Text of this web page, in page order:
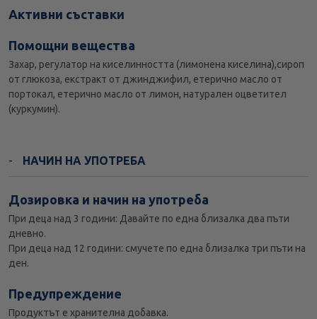
Активни съставки
Помощни вещества
Захар, регулатор на киселинността (лимонена киселина),сироп
от глюкоза, екстракт от джинджифил, етерично масло от
портокал, етерично масло от лимон, натурален оцветител
(куркумин).
НАЧИН НА УПОТРЕБА
Дозировка и начин на употреба
При деца над 3 години: Давайте по една близалка два пъти
дневно.
При деца над 12 години: смучете по една близалка три пъти на
ден.
Предупреждение
Продуктът е хранителна добавка.